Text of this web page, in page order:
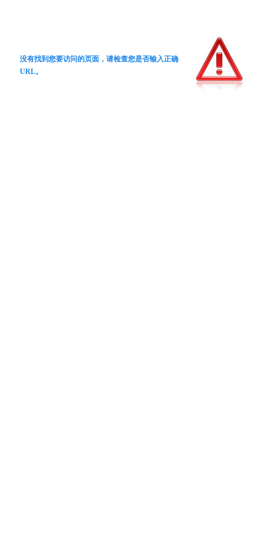
没有找到您要访问的页面，请检查您是否输入正确
URL。